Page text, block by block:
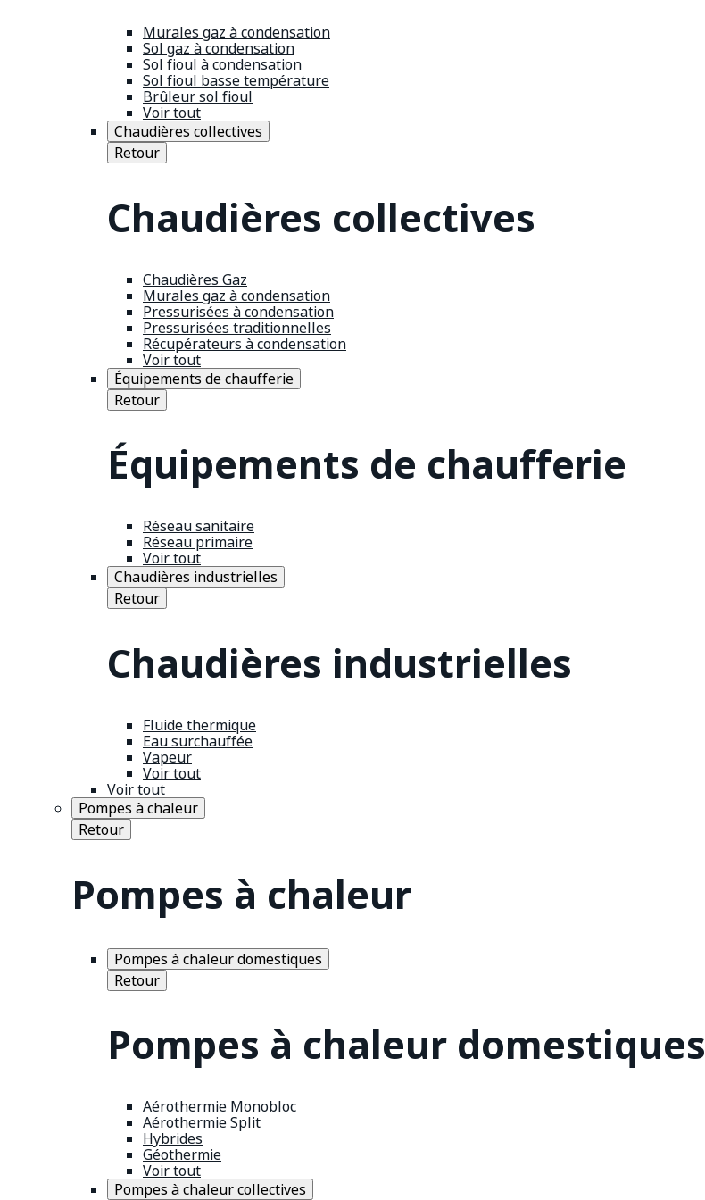
Murales gaz à condensation
Sol gaz à condensation
Sol fioul à condensation
Sol fioul basse température
Brûleur sol fioul
Voir tout
Chaudières collectives
Retour
Chaudières collectives
Chaudières Gaz
Murales gaz à condensation
Pressurisées à condensation
Pressurisées traditionnelles
Récupérateurs à condensation
Voir tout
Équipements de chaufferie
Retour
Équipements de chaufferie
Réseau sanitaire
Réseau primaire
Voir tout
Chaudières industrielles
Retour
Chaudières industrielles
Fluide thermique
Eau surchauffée
Vapeur
Voir tout
Voir tout
Pompes à chaleur
Retour
Pompes à chaleur
Pompes à chaleur domestiques
Retour
Pompes à chaleur domestiques
Aérothermie Monobloc
Aérothermie Split
Hybrides
Géothermie
Voir tout
Pompes à chaleur collectives